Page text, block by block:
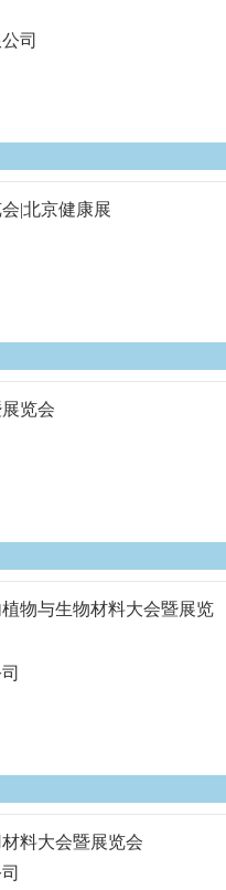
司
|北京健康展
览会
物与生物材料大会暨展览
料大会暨展览会